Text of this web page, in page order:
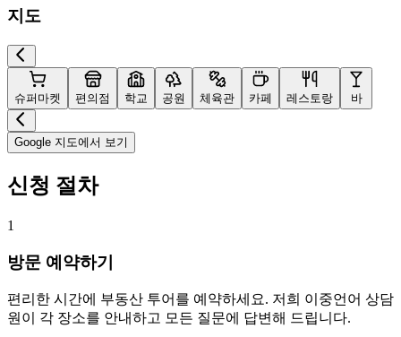
지도
슈퍼마켓 편의점 학교 공원 체육관 카페 레스토랑 바
Google 지도에서 보기
신청 절차
1
방문 예약하기
편리한 시간에 부동산 투어를 예약하세요. 저희 이중언어 상담
원이 각 장소를 안내하고 모든 질문에 답변해 드립니다.